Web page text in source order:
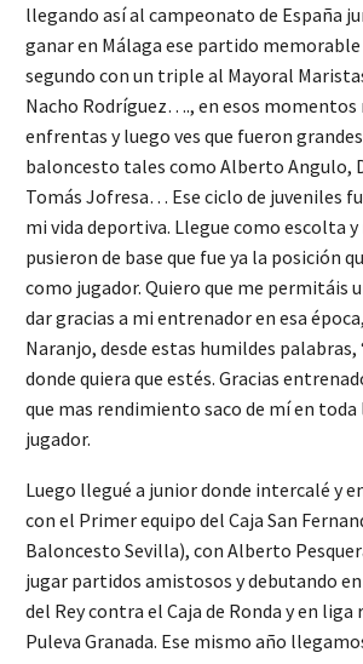
llegando así al campeonato de España
ganar en Málaga ese partido
segundo con un triple al Mayoral
Nacho Rodríguez…., en esos momentos
enfrentas y luego ves que fueron
baloncesto tales como Alberto Angulo,
Tomás Jofresa… Ese ciclo de juveniles
mi vida deportiva. Llegue como escolta
pusieron de base que fue ya la posición
como jugador. Quiero que me permitáis
dar gracias a mi entrenador en esa
Naranjo, desde estas humildes palabras,
donde quiera que estés. Gracias
que mas rendimiento saco de mí en toda
jugador.
Luego llegué a junior donde intercalé y
con el Primer equipo del Caja San
Baloncesto Sevilla), con Alberto
jugar partidos amistosos y debutando en
del Rey contra el Caja de Ronda y en
Puleva Granada. Ese mismo año